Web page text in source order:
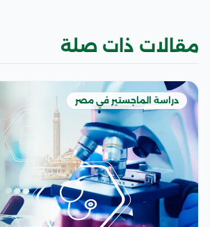
مقالات ذات صلة
دراسة الماجستير في مصر